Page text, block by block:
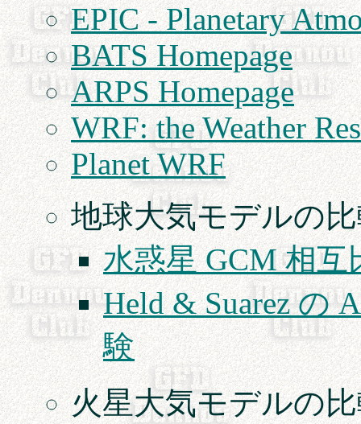
EPIC - Planetary
BATS Homepage
ARPS Homepage
WRF: the Weather
Planet WRF
地球大気モデルの
水惑星 GCM 相
Held & Suarez の
験
火星大気モデルの